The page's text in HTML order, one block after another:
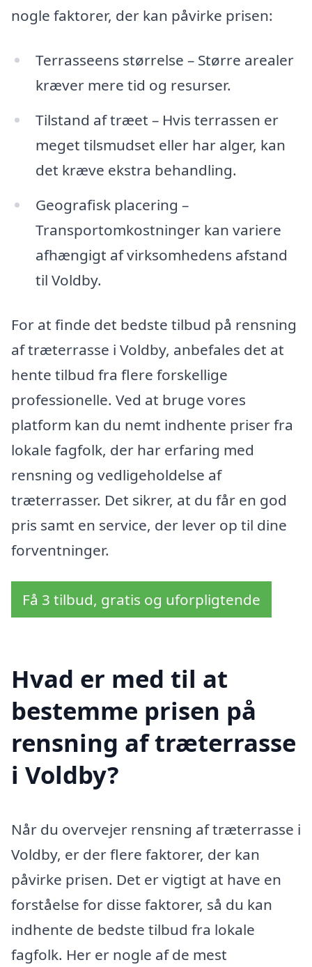
nogle faktorer, der kan påvirke prisen:
Terrasseens størrelse – Større arealer
kræver mere tid og resurser.
Tilstand af træet – Hvis terrassen er
meget tilsmudset eller har alger, kan
det kræve ekstra behandling.
Geografisk placering –
Transportomkostninger kan variere
afhængigt af virksomhedens afstand
til Voldby.
For at finde det bedste tilbud på rensning
af træterrasse i Voldby, anbefales det at
hente tilbud fra flere forskellige
professionelle. Ved at bruge vores
platform kan du nemt indhente priser fra
lokale fagfolk, der har erfaring med
rensning og vedligeholdelse af
træterrasser. Det sikrer, at du får en god
pris samt en service, der lever op til dine
forventninger.
Få 3 tilbud, gratis og uforpligtende
Hvad er med til at
bestemme prisen på
rensning af træterrasse
i Voldby?
Når du overvejer rensning af træterrasse i
Voldby, er der flere faktorer, der kan
påvirke prisen. Det er vigtigt at have en
forståelse for disse faktorer, så du kan
indhente de bedste tilbud fra lokale
fagfolk. Her er nogle af de mest